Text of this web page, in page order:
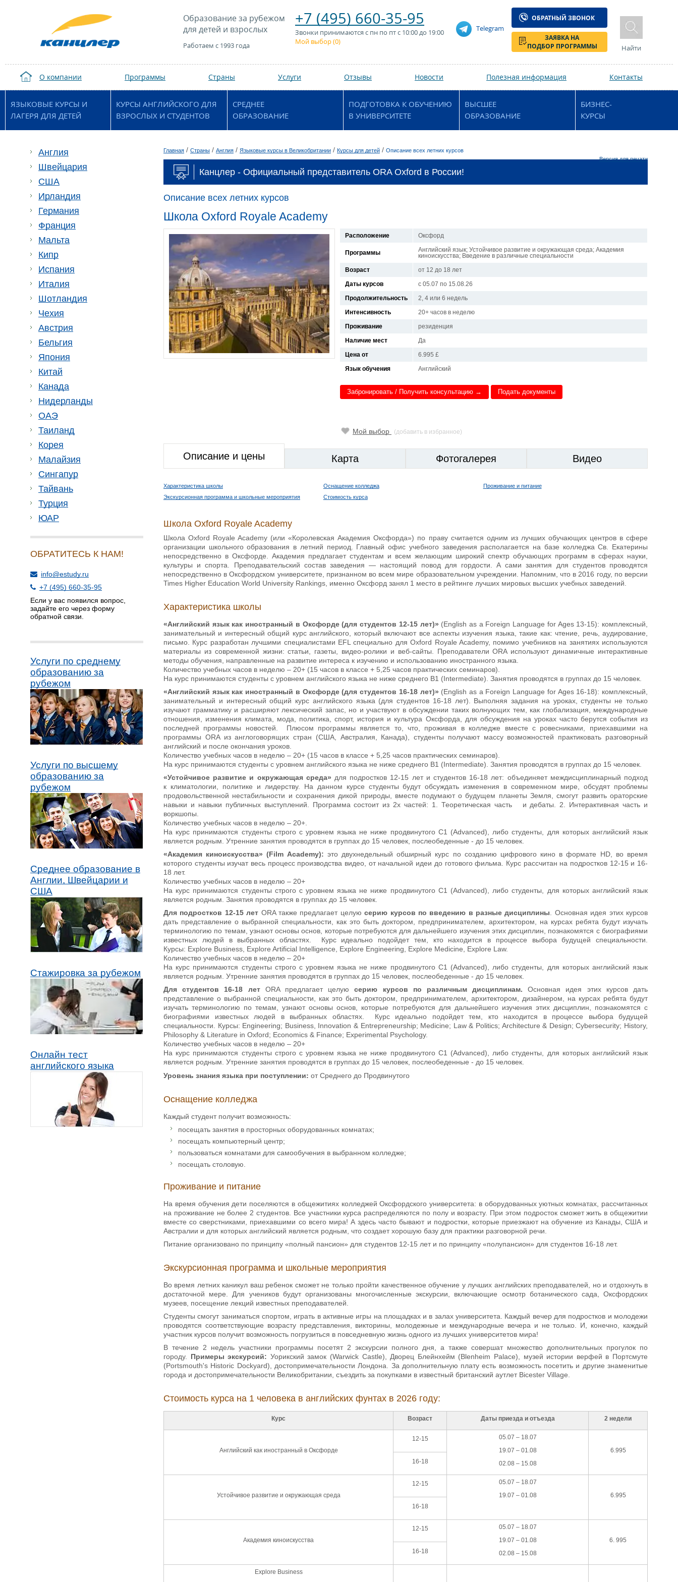
Образование за рубежом
для детей и взрослых
Работаем с 1993 года
+7 (495) 660-35-95
Звонки принимаются с пн по пт с 10:00 до 19:00
Мой выбор (0)
Telegram
ОБРАТНЫЙ ЗВОНОК
ЗАЯВКА НА
ПОДБОР ПРОГРАММЫ
Найти
О компании Программы Страны Услуги Отзывы Новости Полезная информация Контакты
ЯЗЫКОВЫЕ КУРСЫ И
ЛАГЕРЯ ДЛЯ ДЕТЕЙ
КУРСЫ АНГЛИЙСКОГО ДЛЯ
ВЗРОСЛЫХ И СТУДЕНТОВ
СРЕДНЕЕ
ОБРАЗОВАНИЕ
ПОДГОТОВКА К ОБУЧЕНИЮ
В УНИВЕРСИТЕТЕ
ВЫСШЕЕ
ОБРАЗОВАНИЕ
БИЗНЕС-
КУРСЫ
Англия
Швейцария
США
Ирландия
Германия
Франция
Мальта
Кипр
Испания
Италия
Шотландия
Чехия
Австрия
Бельгия
Япония
Китай
Канада
Нидерланды
ОАЭ
Таиланд
Корея
Малайзия
Сингапур
Тайвань
Турция
ЮАР
ОБРАТИТЕСЬ К НАМ!
info@estudy.ru
+7 (495) 660-35-95
Если у вас появился вопрос,
задайте его через форму
обратной связи.
Услуги по среднему
образованию за
рубежом
Услуги по высшему
образованию за
рубежом
Среднее образование в
Англии, Швейцарии и
США
Стажировка за рубежом
Онлайн тест
английского языка
Главная / Страны / Англия / Языковые курсы в Великобритании / Курсы для детей / Описание всех летних курсов
Версия для печати
Канцлер - Официальный представитель ORA Oxford в России!
Описание всех летних курсов
Школа Oxford Royale Academy
Расположение Оксфорд
Программы
Английский язык; Устойчивое развитие и окружающая среда; Академия
киноискусства; Введение в различные специальности
Возраст
от 12 до 18 лет
Даты курсов
с 05.07 по 15.08.26
Продолжительность
2, 4 или 6 недель
Интенсивность
20+ часов в неделю
Проживание
резиденция
Наличие мест
Да
Цена от
6.995 £
Язык обучения
Английский
Забронировать / Получить консультацию → Подать документы
Мой выбор (добавить в избранное)
Описание и цены Карта Фотогалерея Видео
Характеристика школы Оснащение колледжа
Проживание и питание
Экскурсионная программа и школьные мероприятия
Стоимость курса
Школа Oxford Royale Academy
Школа Oxford Royale Academy (или «Королевская Академия Оксфорда») по праву считается одним из лучших обучающих центров в сфере
организации школьного образования в летний период. Главный офис учебного заведения располагается на базе колледжа Св. Екатерины
непосредственно в Оксфорде. Академия предлагает студентам и всем желающим широкий спектр обучающих программ в сферах науки,
культуры и спорта. Преподавательский состав заведения — настоящий повод для гордости. А сами занятия для студентов проводятся
непосредственно в Оксфордском университете, признанном во всем мире образовательном учреждении. Напомним, что в 2016 году, по версии
Times Higher Education World University Rankings, именно Оксфорд занял 1 место в рейтинге лучших мировых высших учебных заведений.
Характеристика школы
«Английский язык как иностранный в Оксфорде (для студентов 12-15 лет)» (English as a Foreign Language for Ages 13-15): комплексный,
занимательный и интересный общий курс английского, который включают все аспекты изучения языка, такие как: чтение, речь, аудирование,
письмо. Курс разработан лучшими специалистами EFL специально для Oxford Royale Academy, помимо учебников на занятиях используются
материалы из современной жизни: статьи, газеты, видео-ролики и веб-сайты. Преподаватели ORA используют динамичные интерактивные
методы обучения, направленные на развитие интереса к изучению и использованию иностранного языка.
Количество учебных часов в неделю ­– 20+ (15 часов в классе + 5,25 часов практических семинаров).
На курс принимаются студенты с уровнем английского языка не ниже cреднего В1 (Intermediate). Занятия проводятся в группах до 15 человек.
«Английский язык как иностранный в Оксфорде (для студентов 16-18 лет)» (English as a Foreign Language for Ages 16-18): комплексный,
занимательный и интересный общий курс английского языка (для студентов 16-18 лет). Выполняя задания на уроках, студенты не только
изучают грамматику и расширяют лексический запас, но и участвуют в обсуждении таких волнующих тем, как глобализация, международные
отношения, изменения климата, мода, политика, спорт, история и культура Оксфорда, для обсуждения на уроках часто берутся события из
последней программы новостей. Плюсом программы является то, что, проживая в колледже вместе с ровесниками, приехавшими на
программы ORA из англоговорящих стран (США, Австралия, Канада), студенты получают массу возможностей практиковать разговорный
английский и после окончания уроков.
Количество учебных часов в неделю ­– 20+ (15 часов в классе + 5,25 часов практических семинаров).
На курс принимаются студенты с уровнем английского языка не ниже среднего В1 (Intermediate). Занятия проводятся в группах до 15 человек.
«Устойчивое развитие и окружающая среда» для подростков 12-15 лет и студентов 16-18 лет: объединяет междисциплинарный подход
к климатологии, политике и лидерству. На данном курсе студенты будут обсуждать изменения в современном мире, обсудят проблемы
продовольственной нестабильности и сохранения дикой природы, вместе подумают о будущем планеты Земля, смогут развить ораторские
навыки и навыки публичных выступлений. Программа состоит из 2х частей: 1. Теоретическая часть и дебаты. 2. Интерактивная часть и
воркшопы.
Количество учебных часов в неделю ­– 20+.
На курс принимаются студенты строго с уровнем языка не ниже продвинутого С1 (Advanced), либо студенты, для которых английский язык
является родным. Утренние занятия проводятся в группах до 15 человек, послеобеденные - до 15 человек.
«Академия киноискусства» (Film Academy): это двухнедельный обширный курс по созданию цифрового кино в формате HD, во время
которого студенты изучат весь процесс производства видео, от начальной идеи до готового фильма. Курс рассчитан на подростков 12-15 и 16-
18 лет.
Количество учебных часов в неделю ­– 20+
На курс принимаются студенты строго с уровнем языка не ниже продвинутого С1 (Advanced), либо студенты, для которых английский язык
является родным. Занятия проводятся в группах до 15 человек.
Для подростков 12-15 лет ORA также предлагает целуюсерию курсов по введению в разные дисциплины . Основная идея этих курсов
дать представление о выбранной специальности, как это быть доктором, предпринимателем, архитектором, на курсах ребята будут изучать
терминологию по темам, узнают основы основ, которые потребуются для дальнейшего изучения этих дисциплин, познакомятся с биографиями
известных людей в выбранных областях. Курс идеально подойдет тем, кто находится в процессе выбора будущей специальности.
Курсы: Explore Business, Explore Artificial Intelligence, Explore Engineering, Explore Medicine, Explore Law.
Количество учебных часов в неделю ­– 20+
На курс принимаются студенты строго с уровнем языка не ниже продвинутого С1 (Advanced), либо студенты, для которых английский язык
является родным. Утренние занятия проводятся в группах до 15 человек, послеобеденные - до 15 человек.
Для студентов 16-18 летORA предлагает целуюсерию курсов по различным дисциплинам. Основная идея этих курсов дать
представление о выбранной специальности, как это быть доктором, предпринимателем, архитектором, дизайнером, на курсах ребята будут
изучать терминологию по темам, узнают основы основ, которые потребуются для дальнейшего изучения этих дисциплин, познакомятся с
биографиями известных людей в выбранных областях. Курс идеально подойдет тем, кто находится в процессе выбора будущей
специальности. Курсы: Engineering; Business, Innovation & Entrepreneurship; Medicine; Law & Politics; Architecture & Design; Cybersecurity; History,
Philosophy & Literature in Oxford; Economics & Finance; Experimental Psychology.
Количество учебных часов в неделю ­– 20+
На курс принимаются студенты строго с уровнем языка не ниже продвинутого С1 (Advanced), либо студенты, для которых английский язык
является родным. Утренние занятия проводятся в группах до 15 человек, послеобеденные - до 15 человек.
Уровень знания языка при поступлении: от Среднего до Продвинутого
Оснащение колледжа
Каждый студент получит возможность:
посещать занятия в просторных оборудованных комнатах;
посещать компьютерный центр;
пользоваться комнатами для самообучения в выбранном колледже;
посещать столовую.
Проживание и питание
На время обучения дети поселяются в общежитиях колледжей Оксфордского университета: в оборудованных уютных комнатах, рассчитанных
на проживание не более 2 студентов. Все участники курса распределяются по полу и возрасту. При этом подросток сможет жить в общежитии
вместе со сверстниками, приехавшими со всего мира! А здесь часто бывают и подростки, которые приезжают на обучение из Канады, США и
Австралии и для которых английский является родным, что создает хорошую базу для практики разговорной речи.
Питание организовано по принципу «полный пансион» для студентов 12-15 лет и по принципу «полупансион» для студентов 16-18 лет.
Экскурсионная программа и школьные мероприятия
Во время летних каникул ваш ребенок сможет не только пройти качественное обучение у лучших английских преподавателей, но и отдохнуть в
достаточной мере. Для учеников будут организованы многочисленные экскурсии, включающие осмотр ботанического сада, Оксфордских
музеев, посещение лекций известных преподавателей.
Студенты смогут заниматься спортом, играть в активные игры на площадках и в залах университета. Каждый вечер для подростков и молодежи
проводятся соответствующие возрасту представления, викторины, молодежные и международные вечера и не только. И, конечно, каждый
участник курсов получит возможность погрузиться в повседневную жизнь одного из лучших университетов мира!
В течение 2 недель участники программы посетят 2 экскурсии полного дня, а также совершат множество дополнительных прогулок по
городу. Примеры экскурсий: Уорикский замок (Warwick Castle), Дворец Блейнхейм (Blenheim Palace), музей истории верфей в Портсмуте
(Portsmouth's Historic Dockyard), достопримечательности Лондона. За дополнительную плату есть возможность посетить и другие знаменитые
города и достопримечательности Великобритании, съездить за покупками в известный британский аутлет Bicester Village.
Стоимость курса на 1 человека в английских фунтах в 2026 году:
Курс Возраст Даты приезда и отъезда 2 недели
Английский как иностранный в Оксфорде
12-15
05.07 – 18.07
19.07 – 01.08
02.08 – 15.08
6.995
16-18
Устойчивое развитие и окружающая среда
12-15
05.07 – 18.07
19.07 – 01.08
6.995
16-18
Академия киноискусства
12-15
05.07 – 18.07
19.07 – 01.08
02.08 – 15.08
6. 995
16-18
Explore Business